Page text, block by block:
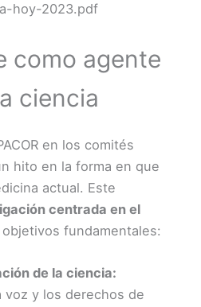
hoy-2023.pdf
como agente
ciencia
en los comités
hito en la forma en que
actual. Este
centrada en el
fundamentales:
de la ciencia:
voz y los derechos de